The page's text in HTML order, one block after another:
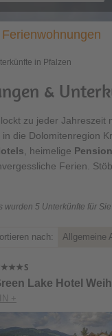
in Pfalzen
&
lockt zu jeder Jahreszeit
die Dolomitenregion
, heimelige
Ferien.
wurden 5 Unterkünfte für
nach: Allgemeine
Lake Hotel
+